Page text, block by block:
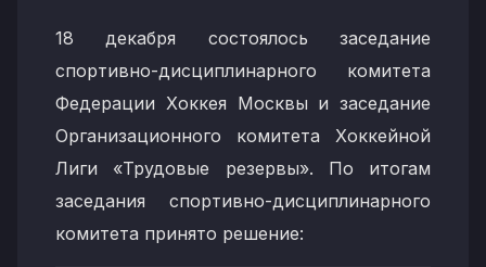
18 декабря состоялось заседание
спортивно-дисциплинарного комитета
Федерации Хоккея Москвы и заседание
Организационного комитета Хоккейной
Лиги «Трудовые резервы». По итогам
заседания спортивно-дисциплинарного
комитета принято решение: